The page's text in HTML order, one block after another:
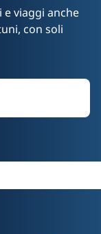
viaggi anche
con soli